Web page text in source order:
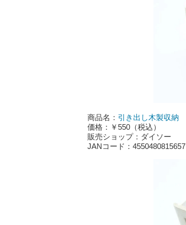
商品名： 引き出し木製収納
価格：￥550（税込）
販売ショップ：ダイソー
JANコード：4550480815657